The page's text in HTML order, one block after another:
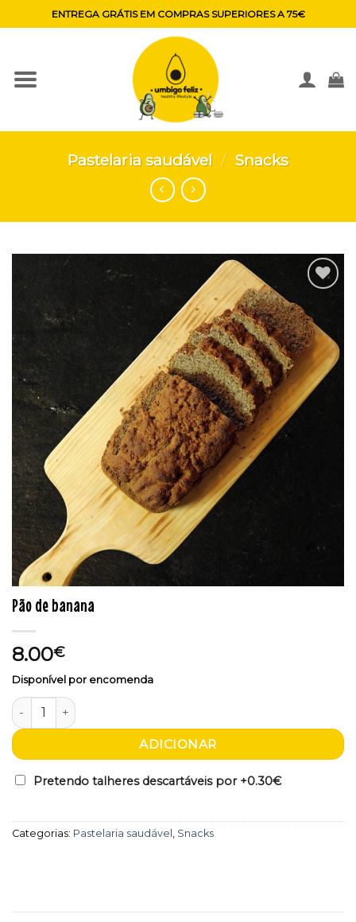
to
ENTREGA GRÁTIS EM COMPRAS SUPERIORES A 75€
Pastelaria saudável / Snacks
Adicionar
aos
favoritos
Pão de banana
8.00€
Disponível por encomenda
Quantidade de Pão de banana
ADICIONAR
Pretendo talheres descartáveis por +0.30€
Categorias: Pastelaria saudável Snacks